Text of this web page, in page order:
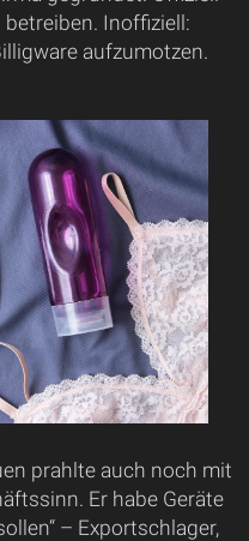
betreiben. Inoffiziell:
aufzumotzen.
prahlte auch noch mit
Er habe Geräte
– Exportschlager,